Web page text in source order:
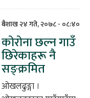
बैशाख २४ गते, २०७८ - ०८:४०
कोरोना छल्न गाउँ
छिरेकाहरू नै
सङ्क्रमित
ओखलढुङ्गा ।